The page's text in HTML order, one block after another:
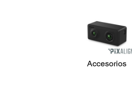
Accesorios